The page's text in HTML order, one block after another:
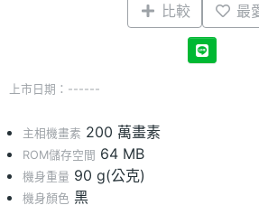
比較 最
上市日期：------
主相機畫素 200 萬畫素
ROM儲存空間 64 MB
機身重量 90 g(公克)
機身顏色 黑